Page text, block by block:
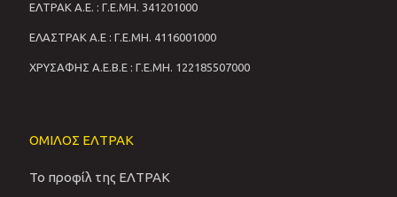
ΕΛΤΡΑΚ Α.Ε. : Γ.Ε.ΜΗ. 341201000
ΕΛΑΣΤΡΑΚ Α.Ε : Γ.Ε.ΜΗ. 4116001000
ΧΡΥΣΑΦΗΣ Α.Ε.Β.Ε : Γ.Ε.ΜΗ. 122185507000
ΟΜΙΛΟΣ ΕΛΤΡΑΚ
Το προφίλ της ΕΛΤΡΑΚ